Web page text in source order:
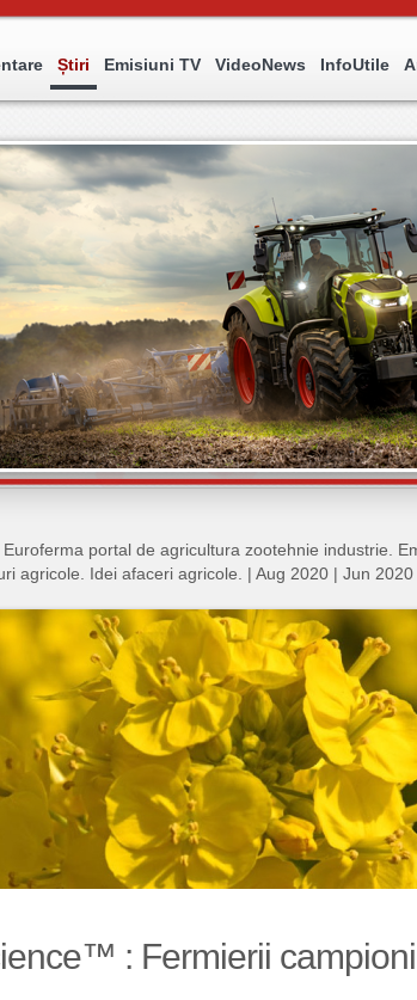
Știri Emisiuni TV VideoNews InfoUtile
portal de agricultura zootehnie industrie.
agricole. Idei afaceri agricole.
| Aug 2020 | Jun 2020
: Fermierii